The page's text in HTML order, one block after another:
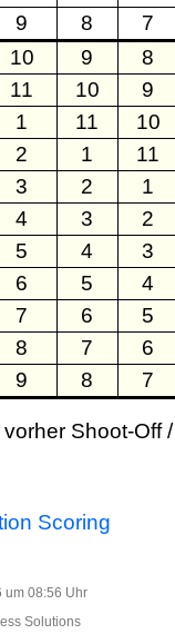
9 8 7
10 9
8
11 10
9
1 11
10
2 1
11
3 2
1
4 3
2
5 4
3
6 5
4
7 6
5
8 7
6
9 8 7
Shoot-Off /
um 08:56 Uhr
Solutions